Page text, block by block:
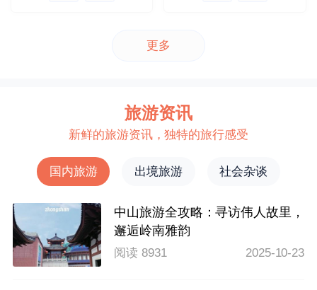
更多
旅游资讯
新鲜的旅游资讯，独特的旅行感受
国内旅游 出境旅游 社会杂谈
中山旅游全攻略：寻访伟人故里，
邂逅岭南雅韵
阅读 8931 2025-10-23